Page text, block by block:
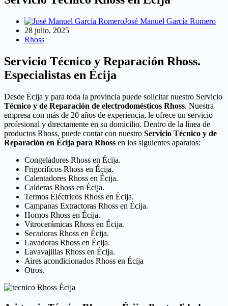
José Manuel García Romero
28 julio, 2025
Rhoss
Servicio Técnico y Reparación Rhoss.
Especialistas en Écija
Desde Écija y para toda la provincia puede solicitar nuestro Servicio
Técnico y de Reparación de electrodomésticos Rhoss. Nuestra
empresa con más de 20 años de experiencia, le ofrece un servicio
profesional y directamente en su domicilio. Dentro de la línea de
productos Rhoss, puede contar con nuestro Servicio Técnico y de
Reparación en Écija para Rhoss en los siguientes aparatos:
Congeladores Rhoss en Écija.
Frigoríficos Rhoss en Écija.
Calentadores Rhoss en Écija.
Calderas Rhoss en Écija.
Termos Eléctricos Rhoss en Écija.
Campanas Extractoras Rhoss en Écija.
Hornos Rhoss en Écija.
Vitrocerámicas Rhoss en Écija.
Secadoras Rhoss en Écija.
Lavadoras Rhoss en Écija.
Lavavajillas Rhoss en Écija.
Aires acondicionados Rhoss en Écija
Otros.